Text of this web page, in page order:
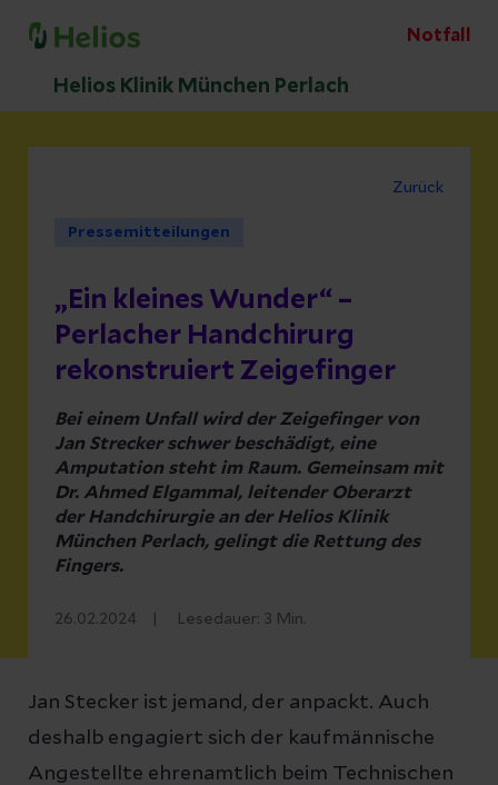
Notfall
Helios Klinik München Perlach
Zurück
Pressemitteilungen
„Ein kleines Wunder“ –
Perlacher Handchirurg
rekonstruiert Zeigefinger
Bei einem Unfall wird der Zeigefinger von
Jan Strecker schwer beschädigt, eine
Amputation steht im Raum. Gemeinsam mit
Dr. Ahmed Elgammal, leitender Oberarzt
der Handchirurgie an der Helios Klinik
München Perlach, gelingt die Rettung des
Fingers.
26.02.2024 Lesedauer: 3 Min.
Jan Stecker ist jemand, der anpackt. Auch
deshalb engagiert sich der kaufmännische
Angestellte ehrenamtlich beim Technischen